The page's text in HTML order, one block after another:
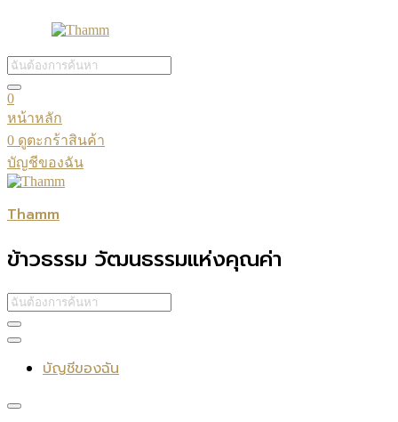
0
หน้าหลัก
0 ดูตะกร้าสินค้า
บัญชีของฉัน
Thamm
ข้าวธรรม วัฒนธรรมแห่งคุณค่า
บัญชีของฉัน